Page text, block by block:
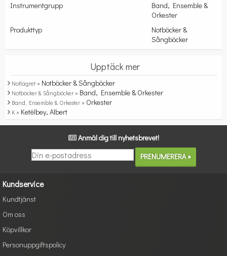
Instrumentgrupp
Band, Ensemble &
Orkester
Produkttyp
Notböcker &
Sångböcker
Upptäck mer
Notlagret » Notböcker & Sångböcker
Notböcker & Sångböcker » Band, Ensemble & Orkester
Band, Ensemble & Orkester » Orkester
K » Ketèlbey, Albert
Anmäl dig till nyhetsbrevet!
Kundservice
Kundtjänst
Om oss
Köpvillkor
Personuppgiftspolicy